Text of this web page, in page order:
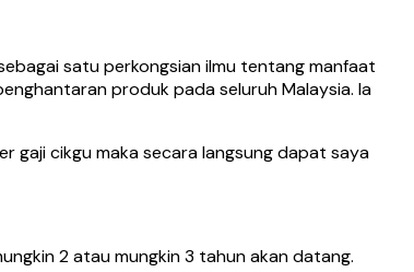
satu perkongsian ilmu tentang manfaat
produk pada seluruh Malaysia. Ia
gaji cikgu maka secara langsung dapat saya
2 atau mungkin 3 tahun akan datang.